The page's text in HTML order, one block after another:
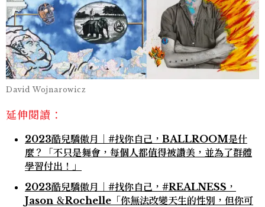
David Wojnarowicz
延伸閱讀：
2023酷兒驕傲月｜#找你自己，BALLROOM是什
麼？「不只是舞會，每個人都值得被讚美，並為了群體
學習付出！」
2023酷兒驕傲月｜#找你自己，#REALNESS，
Jason ＆Rochelle「你無法改變天生的性別，但你可